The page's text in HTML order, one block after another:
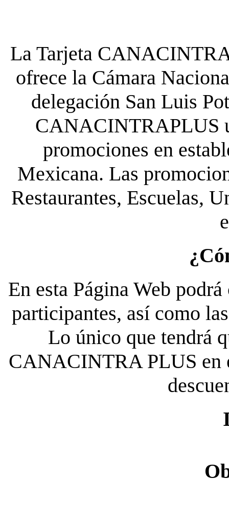
La Tarjeta
ofrece la Cámara
delegación San Luis
CANACINTRAPLUS
promociones en
Mexicana. Las
Restaurantes, Escuelas,
En esta Página Web
participantes, así como
Lo único que tendrá
CANACINTRA PLUS en